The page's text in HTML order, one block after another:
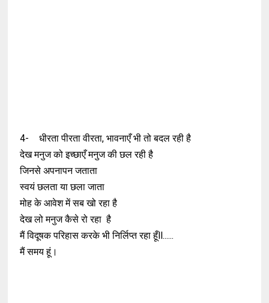
4-
धीरता पीरता वीरता, भावनाएँ भी तो बदल रही है
देख मनुज को इच्छाएँ मनुज की छल रही है
जिनसे अपनापन जताता
स्वयं छलता या छला जाता
मोह के आवेश में सब खो रहा है
देख लो मनुज कैसे रो रहा है
मैं विदूषक परिहास करके भी निर्लिप्त रहा हूँll......
मैं समय हूं।